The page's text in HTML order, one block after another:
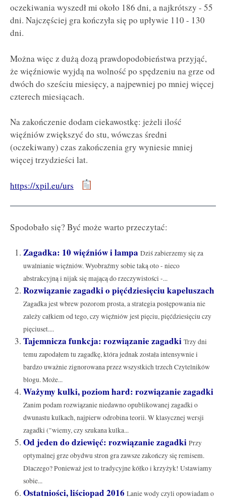
oczekiwania wyszedł mi około 186 dni, a najkrótszy - 55
dni. Najczęściej gra kończyła się po upływie 110 - 130
dni.
Można więc z dużą dozą prawdopodobieństwa przyjąć,
że więźniowie wyjdą na wolność po spędzeniu na grze od
dwóch do sześciu miesięcy, a najpewniej po mniej więcej
czterech miesiącach.
Na zakończenie dodam ciekawostkę: jeżeli ilość
więźniów zwiększyć do stu, wówczas średni
(oczekiwany) czas zakończenia gry wyniesie mniej
więcej trzydzieści lat.
https://xpil.eu/urs
Spodobało się? Być może warto przeczytać:
Zagadka: 10 więźniów i lampa Dziś zabierzemy się za
uwalnianie więźniów. Wyobraźmy sobie taką oto - nieco
abstrakcyjną i nijak się mającą do rzeczywistości -...
Rozwiązanie zagadki o pięćdziesięciu kapeluszach
Zagadka jest wbrew pozorom prosta, a strategia postępowania nie
zależy całkiem od tego, czy więźniów jest pięciu, pięćdziesięciu czy
pięciuset....
Tajemnicza funkcja: rozwiązanie zagadki Trzy dni
temu zapodałem tu zagadkę, która jednak została intensywnie i
bardzo uważnie zignorowana przez wszystkich trzech Czytelników
blogu. Może...
Ważymy kulki, poziom hard: rozwiązanie zagadki
Zanim podam rozwiązanie niedawno opublikowanej zagadki o
dwunastu kulkach, najpierw odrobina teorii. W klasycznej wersji
zagadki ("wiemy, czy szukana kulka...
Od jeden do dziewięć: rozwiązanie zagadki Przy
optymalnej grze obydwu stron gra zawsze zakończy się remisem.
Dlaczego? Ponieważ jest to tradycyjne kółko i krzyżyk! Ustawiamy
sobie...
Ostatniości, liściopad 2016 Lanie wody czyli opowiadam o